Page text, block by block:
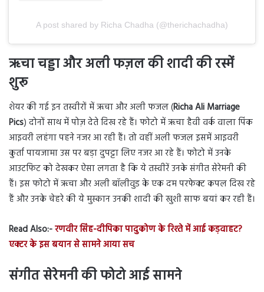
A post shared by Richa Chadha (@therichachadha)
ऋचा चड्डा और अली फज़ल की शादी की रस्में
शुरू
शेयर की गई इन तस्वीरों में ऋचा और अली फजल (Richa Ali Marriage
Pics) दोनों साथ में पोज़ देते दिख रहे हैं। फोटो में ऋचा हैवी वर्क वाला पिंक
आइवरी लहंगा पहने नजर आ रही हैं। तो वहीं अली फजल इसमें आइवरी
कुर्ता पायजामा उस पर बड़ा दुपट्टा लिए नजर आ रहे हैं। फोटो में उनके
आउटफिट को देखकर ऐसा लगता है कि ये तस्वीरें उनके संगीत सेरेमनी की
हैं। इस फोटो में ऋचा और अली बॉलीवुड के एक दम परफेक्ट कपल दिख रहे
हैं और उनके चेहरे की ये मुस्कान उनकी शादी की खुशी साफ बयां कर रही हैं।
Read Also:-रणवीर सिंह-दीपिका पादुकोण के रिश्ते में आई कड़वाहट?
एक्टर के इस बयान से सामने आया सच
संगीत सेरेमनी की फोटो आई सामने